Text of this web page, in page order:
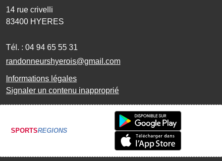
14 rue crivelli
83400 HYERES
Tél. : 04 94 65 55 31
randonneurshyerois@gmail.com
Informations légales
Signaler un contenu inapproprié
SPORTSREGIONS